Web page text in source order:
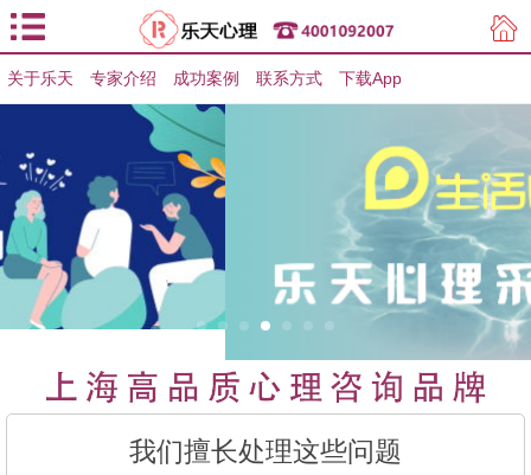
用户登录 用户注册
关于乐天 专家介绍 成功案例 联系方式 下载App
我们擅长处理这些问题